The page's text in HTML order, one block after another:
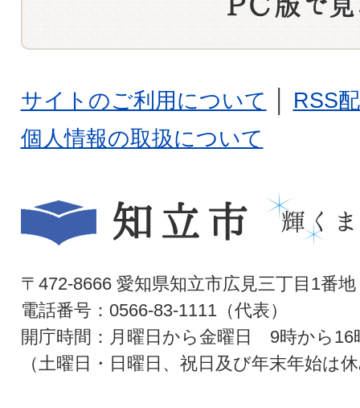
サイトのご利用について
RSS
個人情報の取扱について
〒472-8666 愛知県知立市広見三丁目1番地
電話番号：0566-83-1111（代表）
開庁時間：月曜日から金曜日 9時から16
（土曜日・日曜日、祝日及び年末年始は